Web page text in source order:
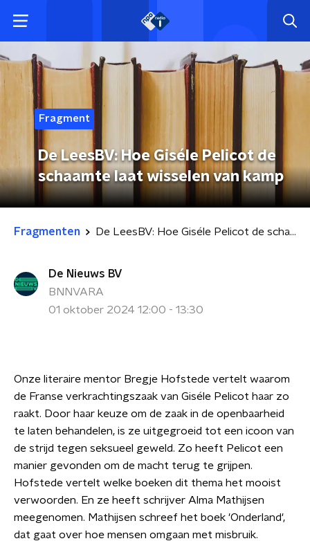
Fragment
De LeesBV: Hoe Giséle Pelicot de
schaamte laat wisselen van kamp
Fragmenten De LeesBV: Hoe Giséle Pelicot de schaamte laat wisselen van kamp
De Nieuws BV
BNNVARA
01 oktober 2024 12:00 - 13:30
Onze literaire mentor Bregje Hofstede vertelt waarom
de Franse verkrachtingszaak van Giséle Pelicot haar zo
raakt. Door haar keuze om de zaak in de openbaarheid
te laten behandelen, is ze uitgegroeid tot een icoon van
de strijd tegen seksueel geweld. Zo heeft Pelicot een
manier gevonden om de macht terug te grijpen.
Hofstede vertelt welke boeken dit thema het mooist
verwoorden. En ze heeft schrijver Alma Mathijsen
meegenomen. Mathijsen schreef het boek 'Onderland',
dat gaat over hoe mensen omgaan met misbruik.